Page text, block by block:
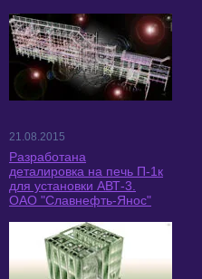
21.08.2015
Разработана
деталировка на печь П-1к
для установки АВТ-3.
ОАО "Славнефть-Янос"